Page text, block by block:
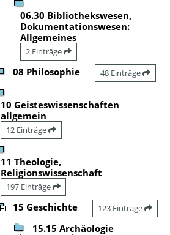
06.30 Bibliothekswesen,
Dokumentationswesen:
Allgemeines
2 Einträge
08 Philosophie 48 Einträge
10 Geisteswissenschaften
allgemein
12 Einträge
11 Theologie,
Religionswissenschaft
197 Einträge
15 Geschichte 123 Einträge
15.15 Archäologie